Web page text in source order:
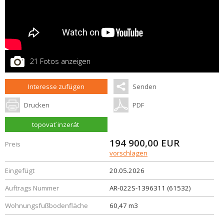
21 Fotos anzeigen
Interesse zufügen Senden
Drucken PDF
topovať inzerát
Preis 194 900,00 EUR
vorschlagen
Eingefügt
20.05.2026
Auftrags Nummer
AR-022S-1396311 (61532)
Wohnungsfußbodenfläche
60,47 m3